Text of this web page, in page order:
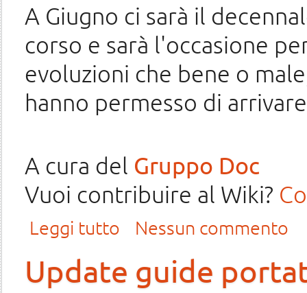
A Giugno ci sarà il
corso e sarà l'occasione
evoluzioni che bene o
hanno permesso di
A cura del Gruppo Doc
Vuoi contribuire al Wiki?
Leggi tutto Nessun commento
Update guide